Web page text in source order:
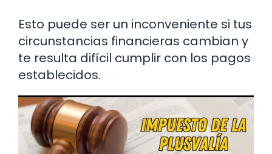
Esto puede ser un inconveniente si tus
circunstancias financieras cambian y
te resulta difícil cumplir con los pagos
establecidos.